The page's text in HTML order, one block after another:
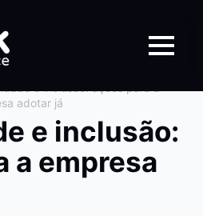
adotar já
e inclusão:
a empresa